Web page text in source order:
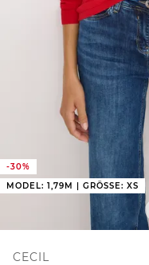
-30%
MODEL: 1,79M | GRÖSSE: XS
CECIL